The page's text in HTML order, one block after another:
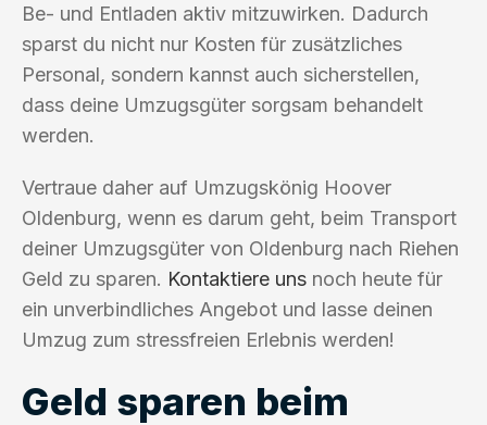
Be- und Entladen aktiv mitzuwirken. Dadurch
sparst du nicht nur Kosten für zusätzliches
Personal, sondern kannst auch sicherstellen,
dass deine Umzugsgüter sorgsam behandelt
werden.
Vertraue daher auf Umzugskönig Hoover
Oldenburg, wenn es darum geht, beim Transport
deiner Umzugsgüter von Oldenburg nach Riehen
Geld zu sparen. Kontaktiere uns noch heute für
ein unverbindliches Angebot und lasse deinen
Umzug zum stressfreien Erlebnis werden!
Geld sparen beim